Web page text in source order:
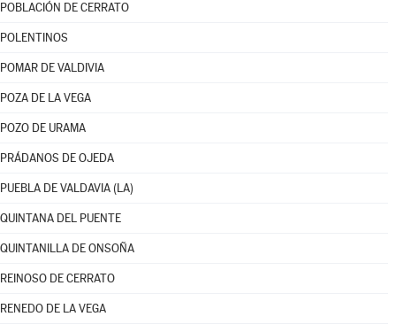
POBLACIÓN DE CERRATO
POLENTINOS
POMAR DE VALDIVIA
POZA DE LA VEGA
POZO DE URAMA
PRÁDANOS DE OJEDA
PUEBLA DE VALDAVIA (LA)
QUINTANA DEL PUENTE
QUINTANILLA DE ONSOÑA
REINOSO DE CERRATO
RENEDO DE LA VEGA